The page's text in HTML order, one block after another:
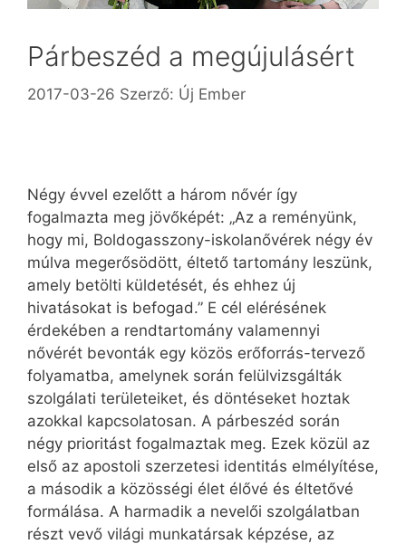
Párbeszéd a megújulásért
2017-03-26 Szerző: Új Ember
Négy évvel ezelőtt a három nővér így
fogalmazta meg jövőképét: „Az a reményünk,
hogy mi, Boldogasszony-iskolanővérek négy év
múlva megerősödött, éltető tartomány leszünk,
amely betölti küldetését, és ehhez új
hivatásokat is befogad.” E cél elérésének
érdekében a rendtartomány valamennyi
nővérét bevonták egy közös erőforrás-tervező
folyamatba, amelynek során felülvizsgálták
szolgálati területeiket, és döntéseket hoztak
azokkal kapcsolatosan. A párbeszéd során
négy prioritást fogalmaztak meg. Ezek közül az
első az apostoli szerzetesi identitás elmélyítése,
a második a közösségi élet élővé és éltetővé
formálása. A harmadik a nevelői szolgálatban
részt vevő világi munkatársak képzése, az